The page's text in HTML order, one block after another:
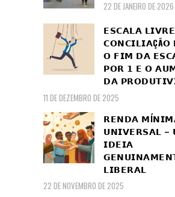
22 DE JANEIRO DE 2026
𝗘𝗦𝗖𝗔𝗟𝗔
𝗢 𝗙𝗜𝗠 𝗗𝗔
𝗣𝗢𝗥 𝟭 𝗘 𝗢
𝗗𝗔
11 DE DEZEMBRO DE 2025
𝗥𝗘𝗡𝗗𝗔
𝗨𝗡𝗜𝗩𝗘𝗥𝗦𝗔𝗟 –
𝗜𝗗𝗘𝗜𝗔
𝗟𝗜𝗕𝗘𝗥𝗔𝗟
22 DE NOVEMBRO DE 2025